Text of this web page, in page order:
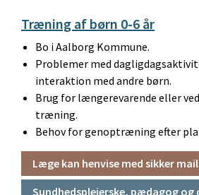
Træning af børn 0-6 år
Bo i Aalborg Kommune.
Problemer med
interaktion med andre børn.
Brug for længerevarende eller
træning.
Behov for genoptræning efter
Læge kan henvise med sikker
Sundhedsplejerske, pædagog og